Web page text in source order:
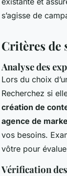
s’agisse de
Critères de
Analyse des
Lors du choix
Recherchez si
création de
agence de
vos besoins.
vôtre pour
Vérification